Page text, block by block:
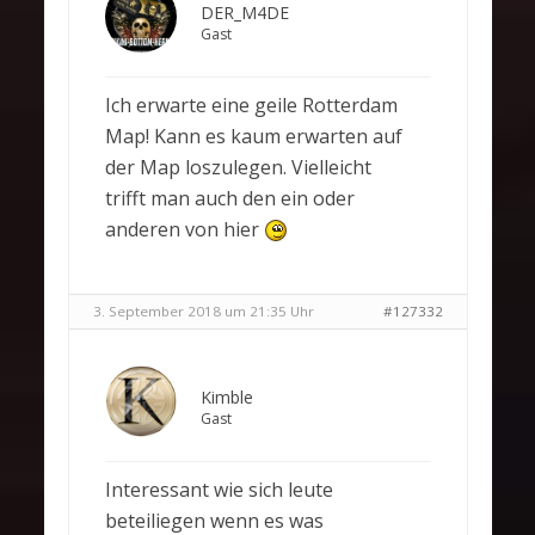
DER_M4DE
Gast
Ich erwarte eine geile Rotterdam
Map! Kann es kaum erwarten auf
der Map loszulegen. Vielleicht
trifft man auch den ein oder
anderen von hier
3. September 2018 um 21:35 Uhr #127332
Kimble
Gast
Interessant wie sich leute
beteiliegen wenn es was